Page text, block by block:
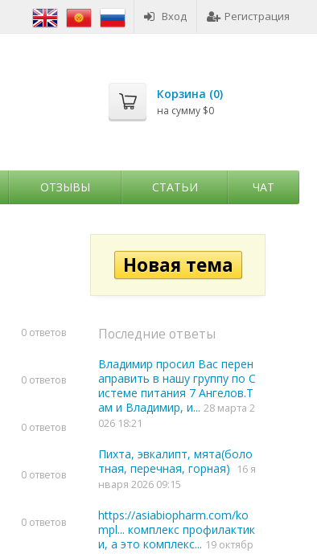
Вход Регистрация
Корзина (0)
на сумму $0
ОТЗЫВЫ СТАТЬИ ЧАТ
Последние ответы
Владимир просил Вас перен
аправить в нашу группу по С
истеме питания 7 Ангелов.Т
ам и Владимир, и... 28 марта 2
026 18:21
Пихта, эвкалипт, мята(боло
тная, перечная, горная)
16 я
нваря 2026 09:15
https://asiabiopharm.com/ko
mpl... комплекс профилактик
и, а это комплекс... 19 октябр
0 ответов
0 ответов
0 ответов
0 ответов
0 ответов